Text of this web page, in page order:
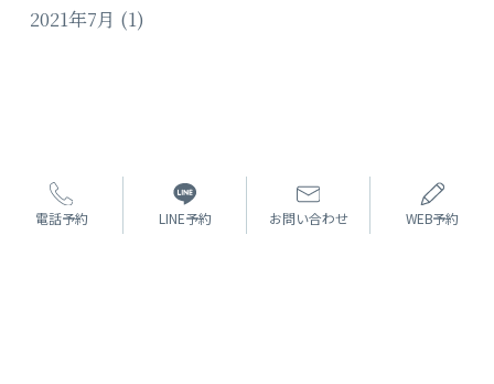
電話予約 LINE予約 お問い合わせ WEB予約
2021年7月 (1)